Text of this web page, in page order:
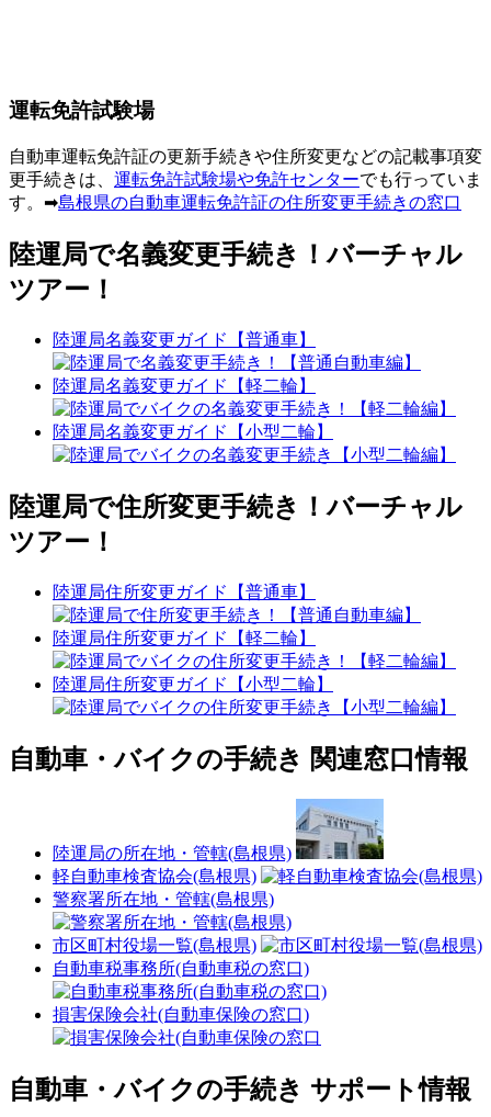
運転免許試験場
自動車運転免許証の更新手続きや住所変更などの記載事項変
更手続きは、 運転免許試験場や免許センターでも行っていま
す。➡島根県の自動車運転免許証の住所変更手続きの窓口
陸運局で名義変更手続き！バーチャル
ツアー！
陸運局名義変更ガイド【普通車】
陸運局名義変更ガイド【軽二輪】
陸運局名義変更ガイド【小型二輪】
陸運局で住所変更手続き！バーチャル
ツアー！
陸運局住所変更ガイド【普通車】
陸運局住所変更ガイド【軽二輪】
陸運局住所変更ガイド【小型二輪】
自動車・バイクの手続き 関連窓口情報
陸運局の所在地・管轄(島根県)
軽自動車検査協会(島根県)
警察署所在地・管轄(島根県)
市区町村役場一覧(島根県)
自動車税事務所(自動車税の窓口)
損害保険会社(自動車保険の窓口)
自動車・バイクの手続き サポート情報